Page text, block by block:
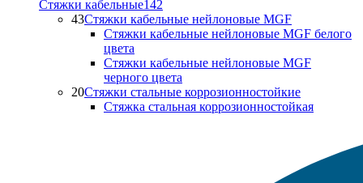
Стяжки кабельные142
43Стяжки кабельные нейлоновые MGF
Стяжки кабельные нейлоновые MGF белого
цвета
Стяжки кабельные нейлоновые MGF
черного цвета
20Стяжки стальные коррозионностойкие
Стяжка стальная коррозионностойкая